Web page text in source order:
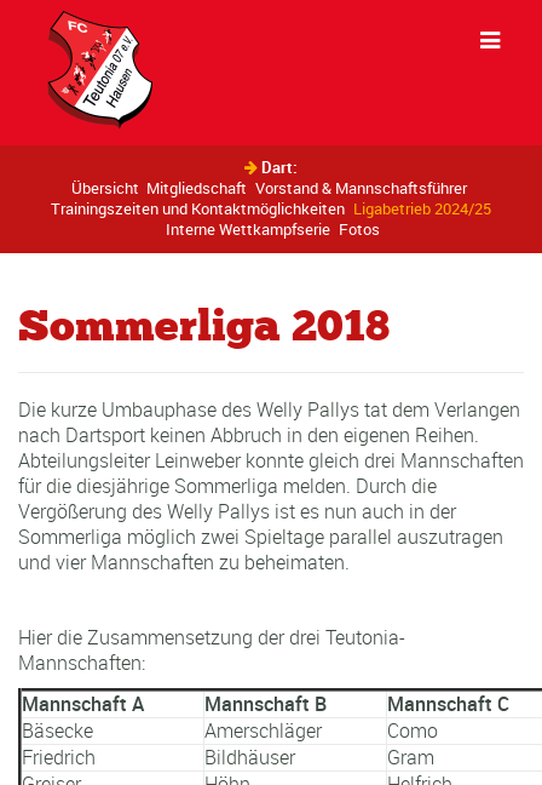
Dart:
Übersicht Mitgliedschaft Vorstand & Mannschaftsführer
Trainingszeiten und Kontaktmöglichkeiten Ligabetrieb 2024/25
Interne Wettkampfserie Fotos
Sommerliga 2018
Die kurze Umbauphase des Welly Pallys tat dem Verlangen
nach Dartsport keinen Abbruch in den eigenen Reihen.
Abteilungsleiter Leinweber konnte gleich drei Mannschaften
für die diesjährige Sommerliga melden. Durch die
Vergößerung des Welly Pallys ist es nun auch in der
Sommerliga möglich zwei Spieltage parallel auszutragen
und vier Mannschaften zu beheimaten.
Hier die Zusammensetzung der drei Teutonia-
Mannschaften:
Mannschaft A
Mannschaft B
Mannschaft C
Bäsecke
Amerschläger
Como
Friedrich
Bildhäuser
Gram